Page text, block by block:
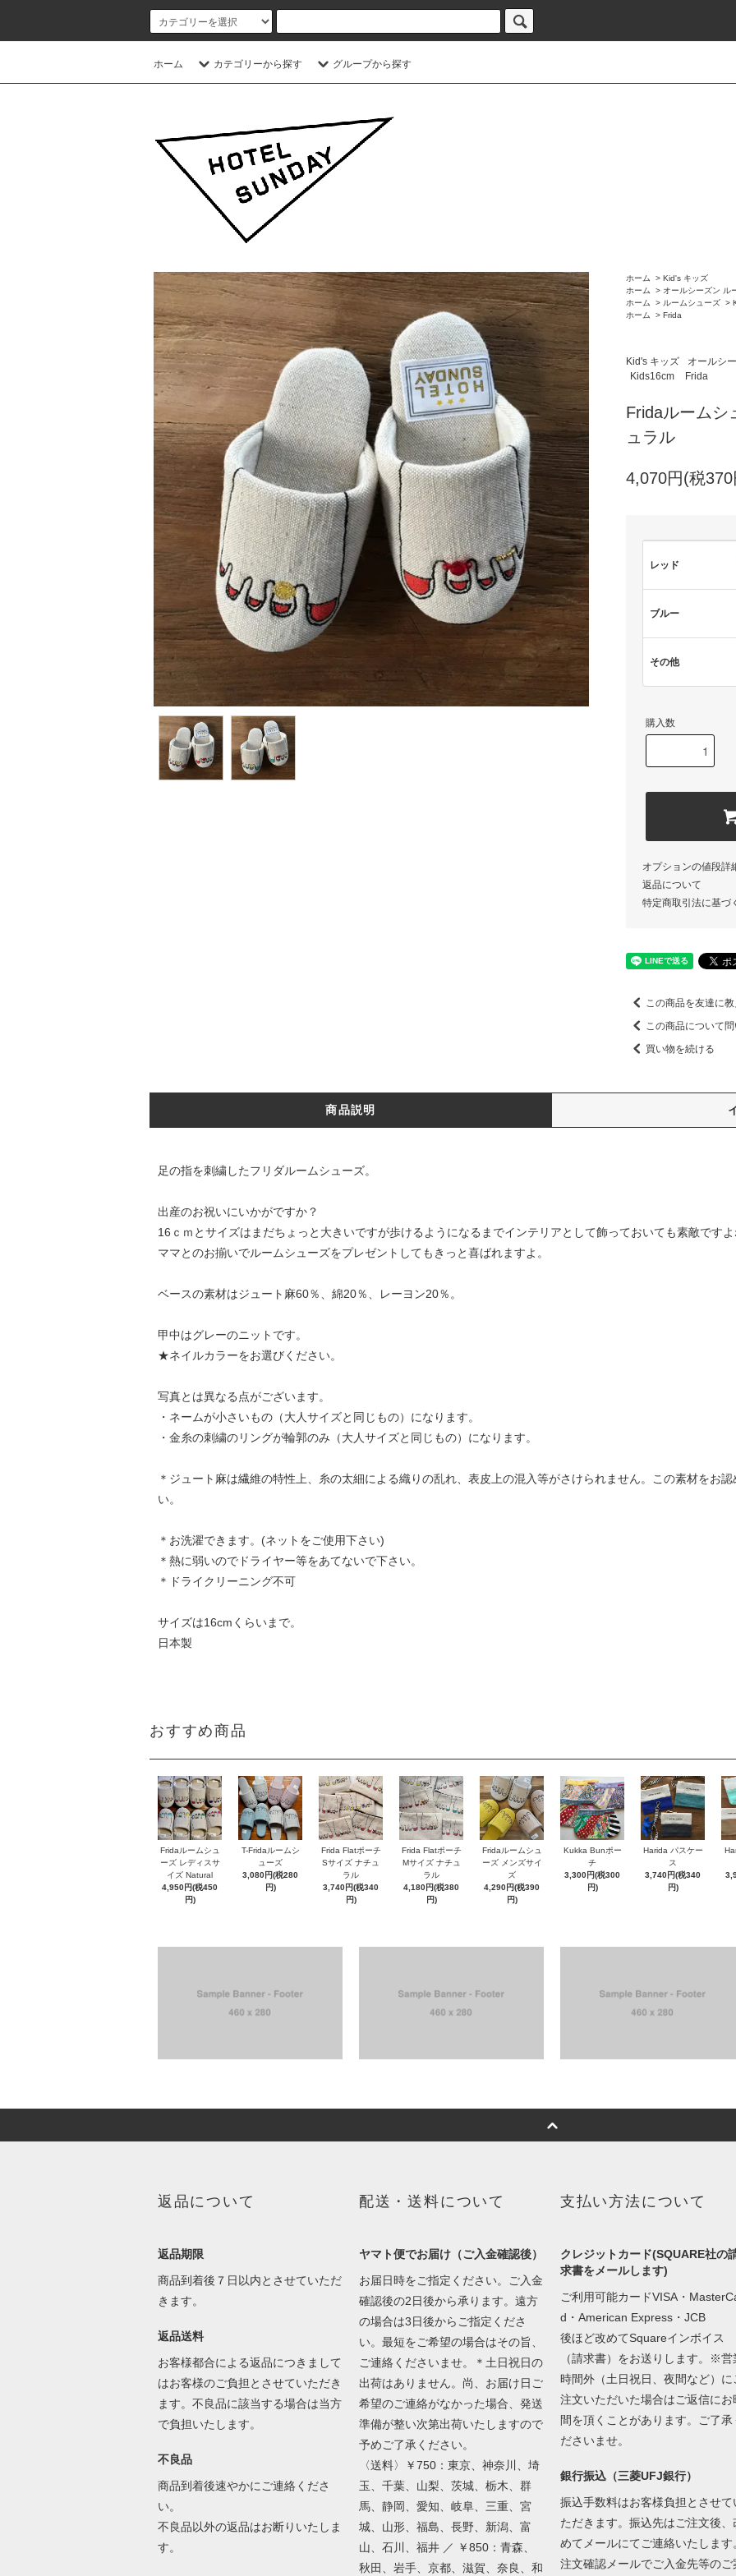
ホーム カテゴリーから探す グループから探す
ホーム > Kid's キッズ
ホーム
> オールシーズン ル
ホーム
> ルームシューズ >
ホーム
> Frida
Kid's キッズ オールシ
Kids16cm
Frida
Fridaルーム
ュラル
4,070円(税370
レッド
ブルー
その他
購入数
オプションの値段詳
返品について
特定商取引法に基づ
この商品を友達に教
この商品について
買い物を続ける
商品説明
足の指を刺繍したフリダルームシューズ。
出産のお祝いにいかがですか？
16ｃｍとサイズはまだちょっと大きいですが歩けるようになるまでインテリアとして飾っておいても素敵ですよ
ママとのお揃いでルームシューズをプレゼントしてもきっと喜ばれますよ。
ベースの素材はジュート麻60％、綿20％、レーヨン20％。
甲中はグレーのニットです。
★ネイルカラーをお選びください。
写真とは異なる点がございます。
・ネームが小さいもの（大人サイズと同じもの）になります。
・金糸の刺繍のリングが輪郭のみ（大人サイズと同じもの）になります。
＊ジュート麻は繊維の特性上、糸の太細による織りの乱れ、表皮上の混入等がさけられません。この素材をお
い。
＊お洗濯できます。(ネットをご使用下さい)
＊熱に弱いのでドライヤー等をあてないで下さい。
＊ドライクリーニング不可
サイズは16cmくらいまで。
日本製
おすすめ商品
Fridaルームシュ
ーズ レディスサ
イズ Natural
4,950円(税450
円)
T-Fridaルームシ
ューズ
3,080円(税280
円)
Frida Flatポーチ
Sサイズ ナチュ
ラル
3,740円(税340
円)
Frida Flatポーチ
Mサイズ ナチュ
ラル
4,180円(税380
円)
Fridaルームシュ
ーズ メンズサイ
ズ
4,290円(税390
円)
Kukka Bunポー
チ
3,300円(税300
円)
Harida パスケー
ス
3,740円(税340
円)
返品について
返品期限
商品到着後７日以内とさせていただ
きます。
返品送料
お客様都合による返品につきまして
はお客様のご負担とさせていただき
ます。不良品に該当する場合は当方
で負担いたします。
不良品
商品到着後速やかにご連絡くださ
い。
不良品以外の返品はお断りいたしま
す。
配送・送料について
ヤマト便でお届け（ご入金確認後）
お届日時をご指定ください。ご入金
確認後の2日後から承ります。遠方
の場合は3日後からご指定くださ
い。最短をご希望の場合はその旨、
ご連絡くださいませ。＊土日祝日の
出荷はありません。尚、お届け日ご
希望のご連絡がなかった場合、発送
準備が整い次第出荷いたしますので
予めご了承ください。
〈送料〉￥750：東京、神奈川、埼
玉、千葉、山梨、茨城、栃木、群
馬、静岡、愛知、岐阜、三重、宮
城、山形、福島、長野、新潟、富
山、石川、福井 ／ ￥850：青森、
秋田、岩手、京都、滋賀、奈良、和
支払い方法について
クレジットカード(SQUARE社の
求書をメールします)
ご利用可能カードVISA・
d・American Express・JCB
後ほど改めてSquareインボイス
（請求書）をお送りします。※営
時間外（土日祝日、夜間など）に
注文いただいた場合はご返信にお
間を頂くことがあります。ご了承
ださいませ。
銀行振込（三菱UFJ銀行）
振込手数料はお客様負担とさせて
ただきます。振込先はご注文後、
めてメールにてご連絡いたします
注文確認メールでご入金先等のご